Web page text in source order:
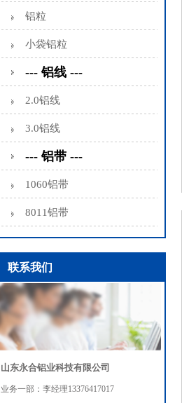
铝粒
小袋铝粒
--- 铝线 ---
2.0铝线
3.0铝线
--- 铝带 ---
1060铝带
8011铝带
联系我们
山东永合铝业科技有限公司
业务一部：李经理13376417017